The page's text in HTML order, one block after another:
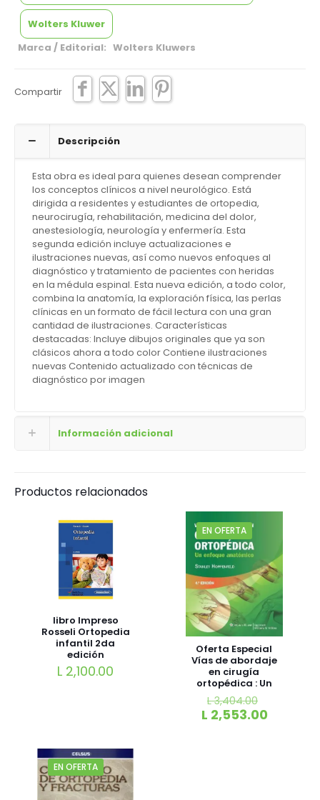
Wolters Kluwer
Marca / Editorial: Wolters Kluwers
Compartir
Descripción
Esta obra es ideal para quienes desean comprender
los conceptos clínicos a nivel neurológico. Está
dirigida a residentes y estudiantes de ortopedia,
neurocirugía, rehabilitación, medicina del dolor,
anestesiología, neurología y enfermería. Esta
segunda edición incluye actualizaciones e
ilustraciones nuevas, así como nuevos enfoques al
diagnóstico y tratamiento de pacientes con heridas
en la médula espinal. Esta nueva edición, a todo color,
combina la anatomía, la exploración física, las perlas
clínicas en un formato de fácil lectura con una gran
cantidad de ilustraciones. Características
destacadas: Incluye dibujos originales que ya son
clásicos ahora a todo color Contiene ilustraciones
nuevas Contenido actualizado con técnicas de
diagnóstico por imagen
Información adicional
Productos relacionados
libro Impreso
Rosseli Ortopedia
infantil 2da
edición
L 2,100.00
EN OFERTA
Oferta Especial
Vías de abordaje
en cirugía
ortopédica : Un
enfoque
anatómico 4ed
L3,404.00
L 2,553.00
EN OFERTA